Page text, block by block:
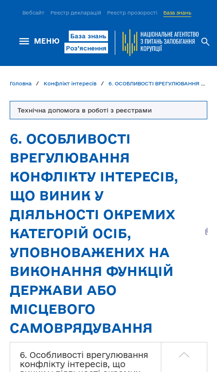
Вебсайт Реєстр декларацій Реєстр прозорості База знань
МЕНЮ
База знань
Роз’яснення
Головна Конфлікт інтересів
Технічна допомога в роботі з реєстрами
6. ОСОБЛИВОСТІ
ВРЕГУЛЮВАННЯ
КОНФЛІКТУ ІНТЕРЕСІВ,
ЩО ВИНИК У
ДІЯЛЬНОСТІ ОКРЕМИХ
КАТЕГОРІЙ ОСІБ,
УПОВНОВАЖЕНИХ НА
ВИКОНАННЯ ФУНКЦІЙ
ДЕРЖАВИ АБО
МІСЦЕВОГО
САМОВРЯДУВАННЯ
6. Особливості врегулювання
конфлікту інтересів, що